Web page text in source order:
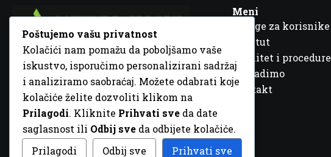
Fra Ivana Jukića br. 2, 72000 Zenica, BiH
+387 32 448 001
info@inz.ba
http://www.inz.ba
Meni
Usluge za korisnike
Institut
Kvalitet i procedure
Šta radimo
Kontakt
© 2026 Sva prava zadržana. DizajnGordonDM
Poštujemo vašu privatnost
Kolačići nam pomažu da poboljšamo vaše
iskustvo, isporučimo personalizirani sadržaj
i analiziramo saobraćaj. Možete odabrati koje
kolačiće želite dozvoliti klikom na
Prilagodi. Kliknite Prihvati sve da date
saglasnost ili Odbij sve da odbijete kolačiće.
Prilagodi
Odbij sve Prihvati sve